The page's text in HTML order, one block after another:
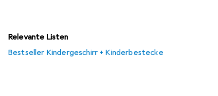
Relevante Listen
Bestseller Kindergeschirr + Kinderbestecke